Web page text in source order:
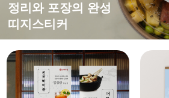
떨어지지 않는 강한 접착력
특수초강접스티커
평범한 엽서에 감성을 더하면
캔버스엽서
홍보,이벤트에 효과적인
모양엽서
정리와 포장의 완성
띠지스티커